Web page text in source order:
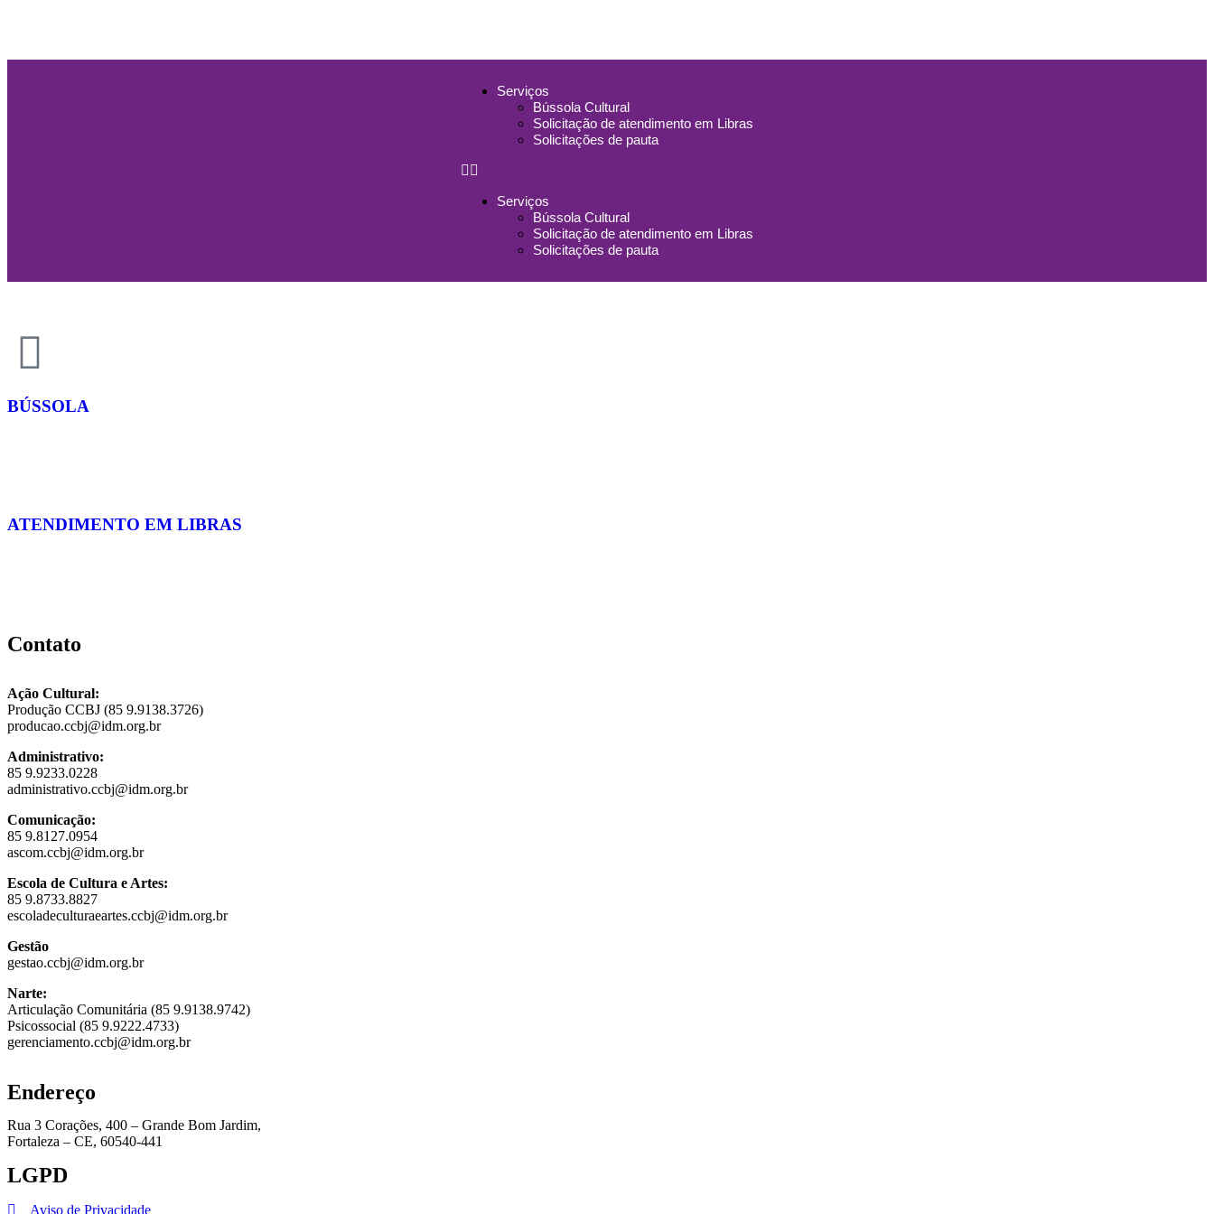
Serviços
Bússola Cultural
Solicitação de atendimento em Libras
Solicitações de pauta
Serviços
Bússola Cultural
Solicitação de atendimento em Libras
Solicitações de pauta
BÚSSOLA
ATENDIMENTO EM LIBRAS
Contato
Ação Cultural:
Produção CCBJ (85 9.9138.3726)
producao.ccbj@idm.org.br
Administrativo:
85 9.9233.0228
administrativo.ccbj@idm.org.br
Comunicação:
85 9.8127.0954
ascom.ccbj@idm.org.br
Escola de Cultura e Artes:
85 9.8733.8827
escoladeculturaeartes.ccbj@idm.org.br
Gestão
gestao.ccbj@idm.org.br
Narte:
Articulação Comunitária (85 9.9138.9742)
Psicossocial (85 9.9222.4733)
gerenciamento.ccbj@idm.org.br
Endereço
Rua 3 Corações, 400 – Grande Bom Jardim,
Fortaleza – CE, 60540-441
LGPD
Aviso de Privacidade